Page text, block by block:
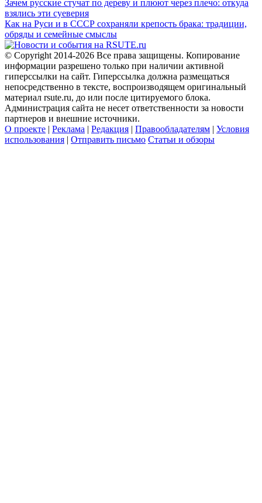
Зачем русские стучат по дереву и плюют через плечо: откуда
взялись эти суеверия
Как на Руси и в СССР сохраняли крепость брака: традиции,
обряды и семейные смыслы
© Copyright 2014-2026 Все права защищены. Копирование
информации разрешено только при наличии активной
гиперссылки на сайт. Гиперссылка должна размещаться
непосредственно в тексте, воспроизводящем оригинальный
материал rsute.ru, до или после цитируемого блока.
Администрация сайта не несет ответственности за новости
партнеров и внешние источники.
О проекте | Реклама | Редакция | Правообладателям | Условия
использования | Отправить письмо Статьи и обзоры